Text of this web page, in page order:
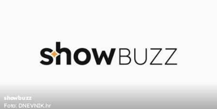
showbuzz
Foto: DNEVNIK.hr